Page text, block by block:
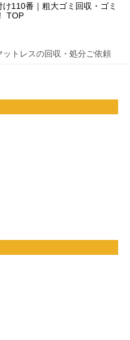
け110番｜粗大ゴミ回収・ゴミ
TOP
ットレスの回収・処分ご依頼